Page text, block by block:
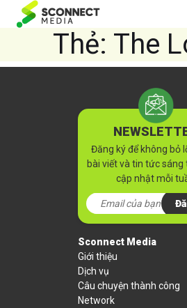
Thẻ: The
Đăng ký để không bỏ
bài viết và tin tức
cập nhật mỗi
Sconnect Media
Giới thiệu
Dịch vụ
Câu chuyện thành công
Network